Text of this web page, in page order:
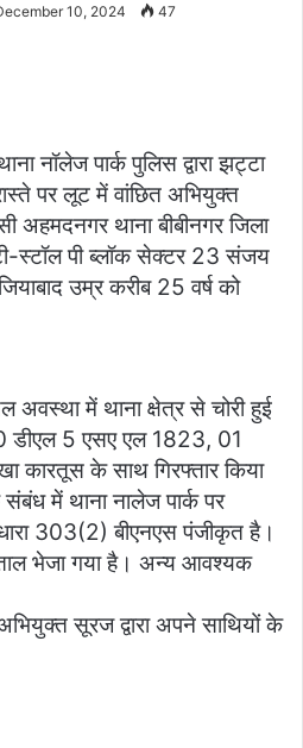
10, 2024 47
नॉलेज पार्क पुलिस द्वारा झट्टा
पर लूट में वांछित अभियुक्त
अहमदनगर थाना बीबीनगर जिला
स्टॉल पी ब्लॉक सेक्टर 23 संजय
उम्र करीब 25 वर्ष को
अवस्था में थाना क्षेत्र से चोरी हुई
डीएल 5 एसए एल 1823, 01
कारतूस के साथ गिरफ्तार किया
में थाना नालेज पार्क पर
303(2) बीएनएस पंजीकृत है।
भेजा गया है। अन्य आवश्यक
सूरज द्वारा अपने साथियों के